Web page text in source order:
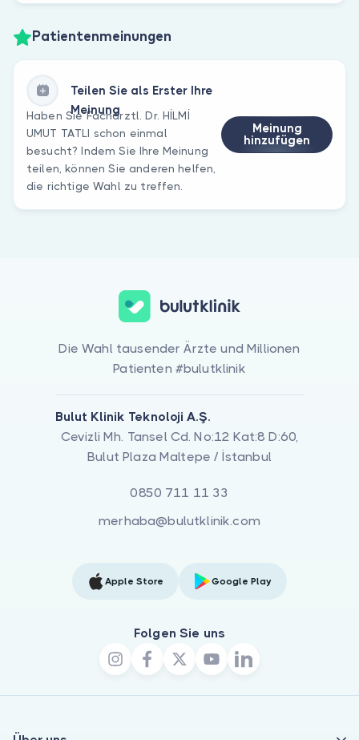
Patientenmeinungen
Teilen Sie als Erster Ihre
Meinung
Haben Sie Fachärztl. Dr. HİLMİ
UMUT TATLI schon einmal
besucht? Indem Sie Ihre Meinung
teilen, können Sie anderen helfen,
die richtige Wahl zu treffen.
Meinung
hinzufügen
Die Wahl tausender Ärzte und Millionen
Patienten #bulutklinik
Bulut Klinik Teknoloji A.Ş.
Cevizli Mh. Tansel Cd. No:12 Kat:8 D:60,
Bulut Plaza Maltepe / İstanbul
0850 711 11 33
merhaba@bulutklinik.com
Apple Store Google Play
Folgen Sie uns